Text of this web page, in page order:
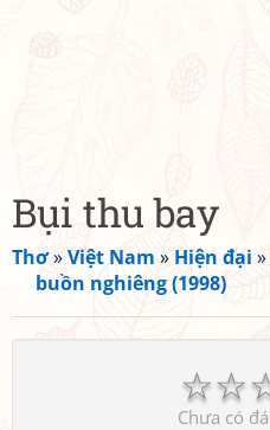
Bụi thu bay
Thơ»Việt Nam » Hiện đại »
buồn nghiêng (1998)
☆
☆
Chưa có